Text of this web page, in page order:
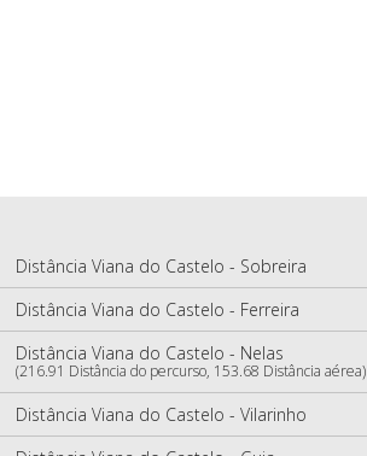
Distância Viana do Castelo - Sobreira
Distância Viana do Castelo - Ferreira
Distância Viana do Castelo - Nelas
(216.91 Distância do percurso, 153.68 Distância aérea)
Distância Viana do Castelo - Vilarinho